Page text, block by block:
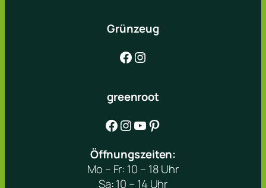
Grünzeug
Facebook Instagram
greenroot
Facebook Instagram YouTube Pinterest
Öffnungszeiten:
Mo – Fr: 10 – 18 Uhr
Sa: 10 – 14 Uhr